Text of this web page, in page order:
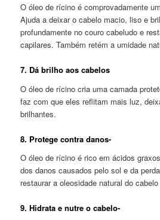
O óleo de rícino é comprovadamente
Ajuda a deixar o cabelo macio, liso e
profundamente no couro cabeludo e
capilares. Também retém a umidade
7. Dá brilho aos cabelos
O óleo de rícino cria uma camada
faz com que eles reflitam mais luz,
brilhantes.
8. Protege contra danos-
O óleo de rícino é rico em ácidos
dos danos causados pelo sol e da
restaurar a oleosidade natural do cabelo
9. Hidrata e nutre o cabelo-